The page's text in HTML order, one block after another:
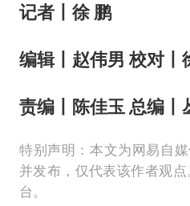
记者丨徐 鹏
编辑丨赵伟男 校对丨
责编丨陈佳玉 总编丨
特别声明：本文为网易自
并发布，仅代表该作者观
台。